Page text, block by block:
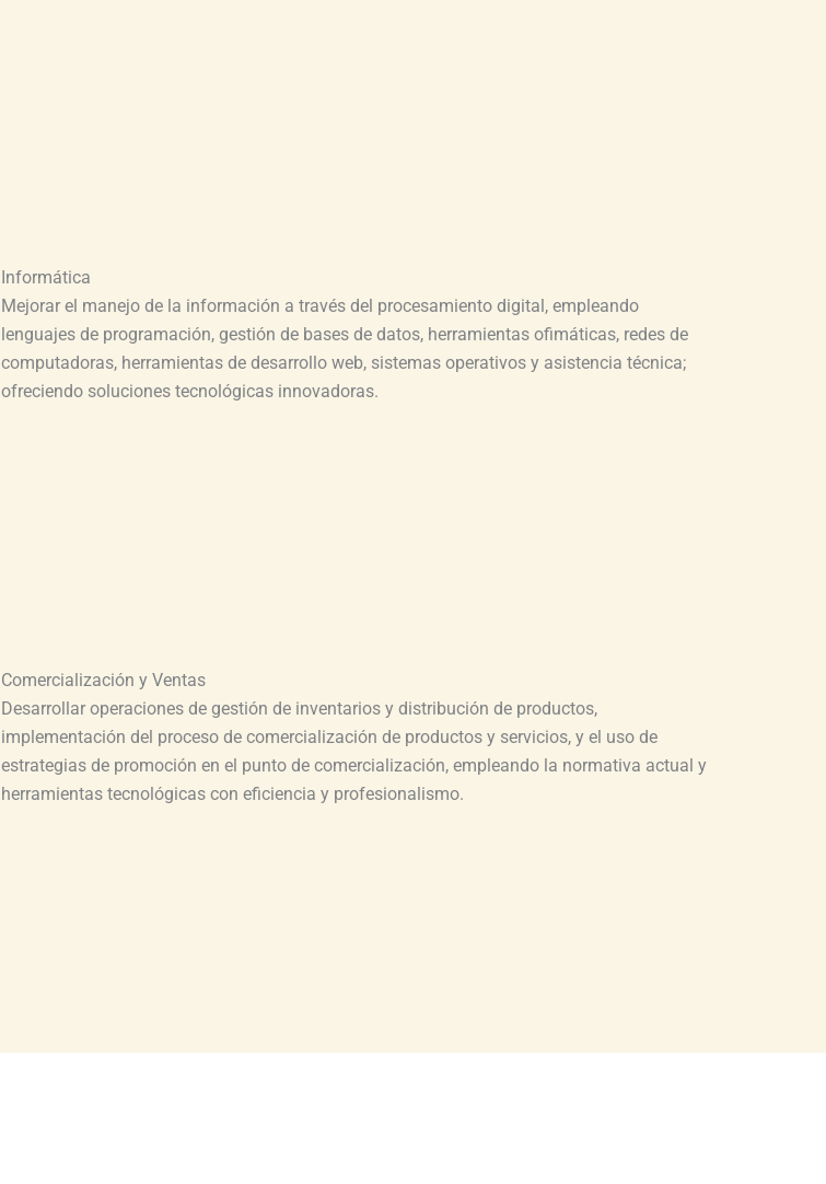
Informática
Mejorar el manejo de la información a través del procesamiento digital, empleando
lenguajes de programación, gestión de bases de datos, herramientas ofimáticas, redes de
computadoras, herramientas de desarrollo web, sistemas operativos y asistencia técnica;
ofreciendo soluciones tecnológicas innovadoras.
Comercialización y Ventas
Desarrollar operaciones de gestión de inventarios y distribución de productos,
implementación del proceso de comercialización de productos y servicios, y el uso de
estrategias de promoción en el punto de comercialización, empleando la normativa actual y
herramientas tecnológicas con eficiencia y profesionalismo.